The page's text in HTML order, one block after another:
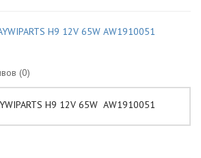
H9 12V 65W AW1910051
(0)
H9 12V 65W AW1910051